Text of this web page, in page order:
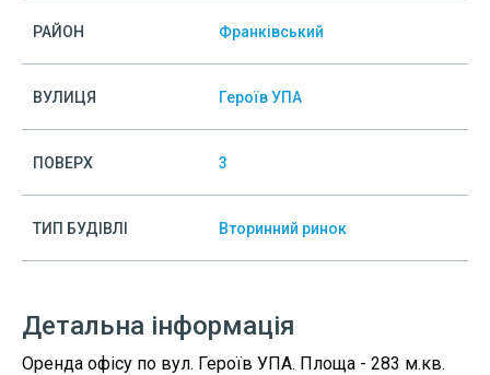
РАЙОН Франківський
ВУЛИЦЯ Героїв УПА
ПОВЕРХ 3
ТИП БУДІВЛІ Вторинний ринок
Детальна інформація
Оренда офісу по вул. Героїв УПА. Площа - 283 м.кв.